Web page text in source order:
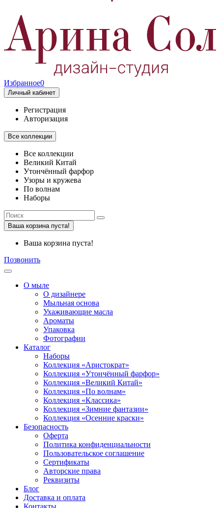
Избранное0
Личный кабинет
Регистрация
Авторизация
Все коллекции
Все коллекции
Великий Китай
Утончённый фарфор
Узоры и кружева
По волнам
Наборы
Ваша корзина пуста!
Ваша корзина пуста!
Позвонить
О мыле
О дизайнере
Мыльная основа
Ухаживающие масла
Ароматы
Упаковка
Фотографии
Каталог
Наборы
Коллекция «Аристократ»
Коллекция «Утончённый фарфор»
Коллекция «Великий Китай»
Коллекция «По волнам»
Коллекция «Классика»
Коллекция «Зимние фантазии»
Коллекция «Осенние краски»
Безопасность
Оферта
Политика конфиденциальности
Пользовательское соглашение
Сертификаты
Авторские права
Реквизиты
Блог
Доставка и оплата
Контакты